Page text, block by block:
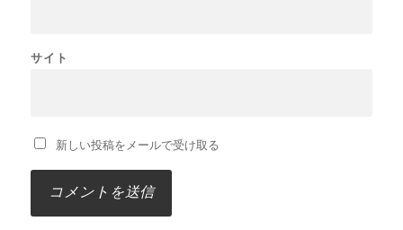
サイト
新しい投稿をメールで受け取る